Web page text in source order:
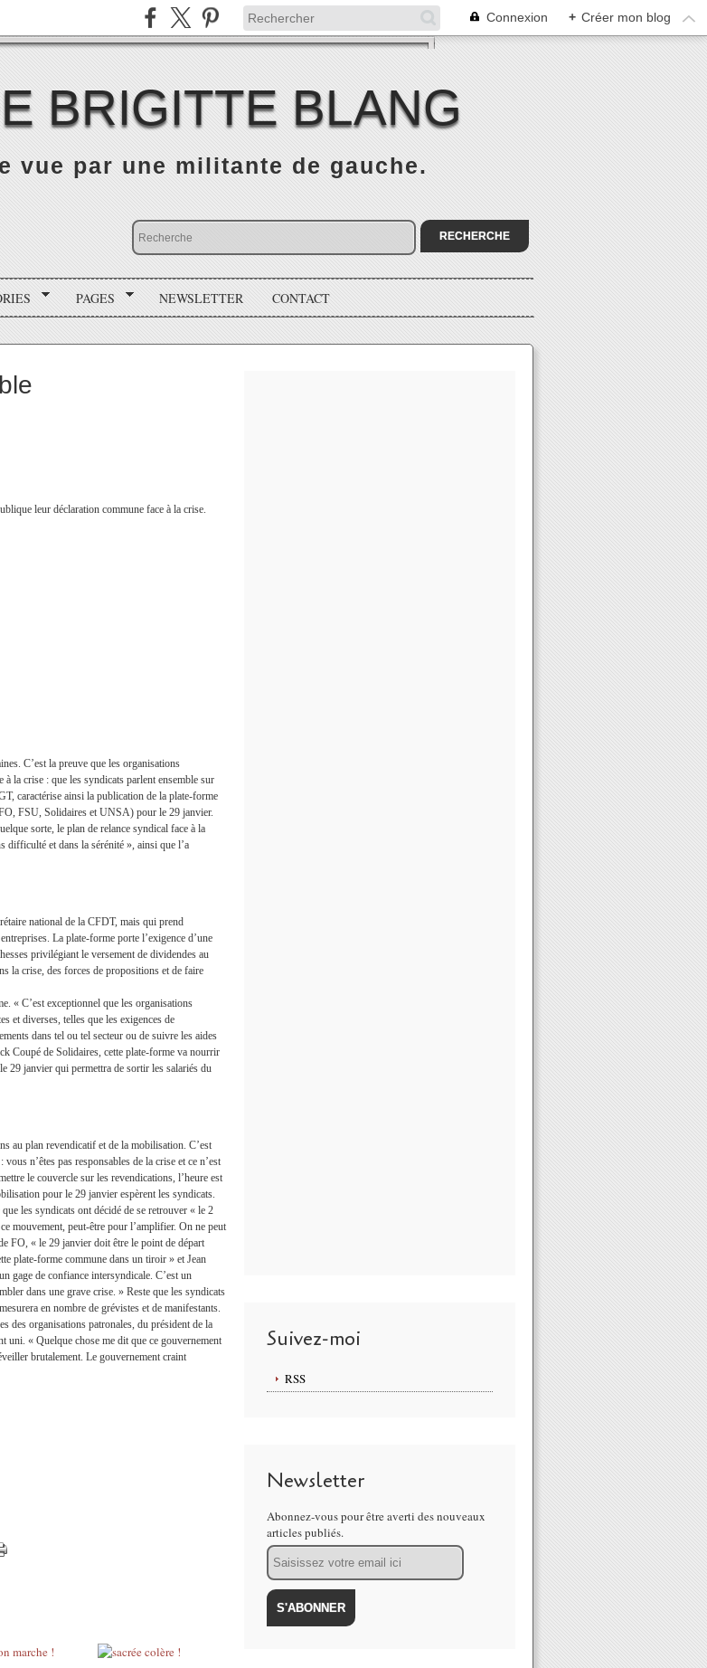
Connexion + Créer mon blog
BRIGITTE BLANG
vue par une militante de gauche.
PAGES NEWSLETTER CONTACT
leur déclaration commune face à la crise.
C’est la preuve que les organisations
à la crise : que les syndicats parlent ensemble sur
caractérise ainsi la publication de la plate-forme
FSU, Solidaires et UNSA) pour le 29 janvier.
sorte, le plan de relance syndical face à la
difficulté et dans la sérénité », ainsi que l’a
national de la CFDT, mais qui prend
La plate-forme porte l’exigence d’une
privilégiant le versement de dividendes au
la crise, des forces de propositions et de faire
« C’est exceptionnel que les organisations
et diverses, telles que les exigences de
dans tel ou tel secteur ou de suivre les aides
Coupé de Solidaires, cette plate-forme va nourrir
29 janvier qui permettra de sortir les salariés du
au plan revendicatif et de la mobilisation. C’est
n’êtes pas responsables de la crise et ce n’est
le couvercle sur les revendications, l’heure est
pour le 29 janvier espèrent les syndicats.
les syndicats ont décidé de se retrouver « le 2
mouvement, peut-être pour l’amplifier. On ne peut
FO, « le 29 janvier doit être le point de départ
plate-forme commune dans un tiroir » et Jean
gage de confiance intersyndicale. C’est un
dans une grave crise. » Reste que les syndicats
en nombre de grévistes et de manifestants.
des organisations patronales, du président de la
uni. « Quelque chose me dit que ce gouvernement
brutalement. Le gouvernement craint
Suivez-moi
RSS
Newsletter
Abonnez-vous pour être averti des nouveaux
articles publiés.
Email